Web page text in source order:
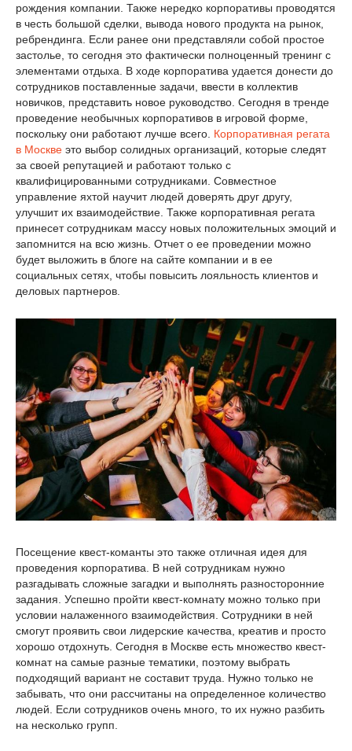
рождения компании. Также нередко корпоративы проводятся
в честь большой сделки, вывода нового продукта на рынок,
ребрендинга. Если ранее они представляли собой простое
застолье, то сегодня это фактически полноценный тренинг с
элементами отдыха. В ходе корпоратива удается донести до
сотрудников поставленные задачи, ввести в коллектив
новичков, представить новое руководство. Сегодня в тренде
проведение необычных корпоративов в игровой форме,
поскольку они работают лучше всего. Корпоративная регата
в Москве это выбор солидных организаций, которые следят
за своей репутацией и работают только с
квалифицированными сотрудниками. Совместное
управление яхтой научит людей доверять друг другу,
улучшит их взаимодействие. Также корпоративная регата
принесет сотрудникам массу новых положительных эмоций и
запомнится на всю жизнь. Отчет о ее проведении можно
будет выложить в блоге на сайте компании и в ее
социальных сетях, чтобы повысить лояльность клиентов и
деловых партнеров.
Посещение квест-команты это также отличная идея для
проведения корпоратива. В ней сотрудникам нужно
разгадывать сложные загадки и выполнять разносторонние
задания. Успешно пройти квест-комнату можно только при
условии налаженного взаимодействия. Сотрудники в ней
смогут проявить свои лидерские качества, креатив и просто
хорошо отдохнуть. Сегодня в Москве есть множество квест-
комнат на самые разные тематики, поэтому выбрать
подходящий вариант не составит труда. Нужно только не
забывать, что они рассчитаны на определенное количество
людей. Если сотрудников очень много, то их нужно разбить
на несколько групп.